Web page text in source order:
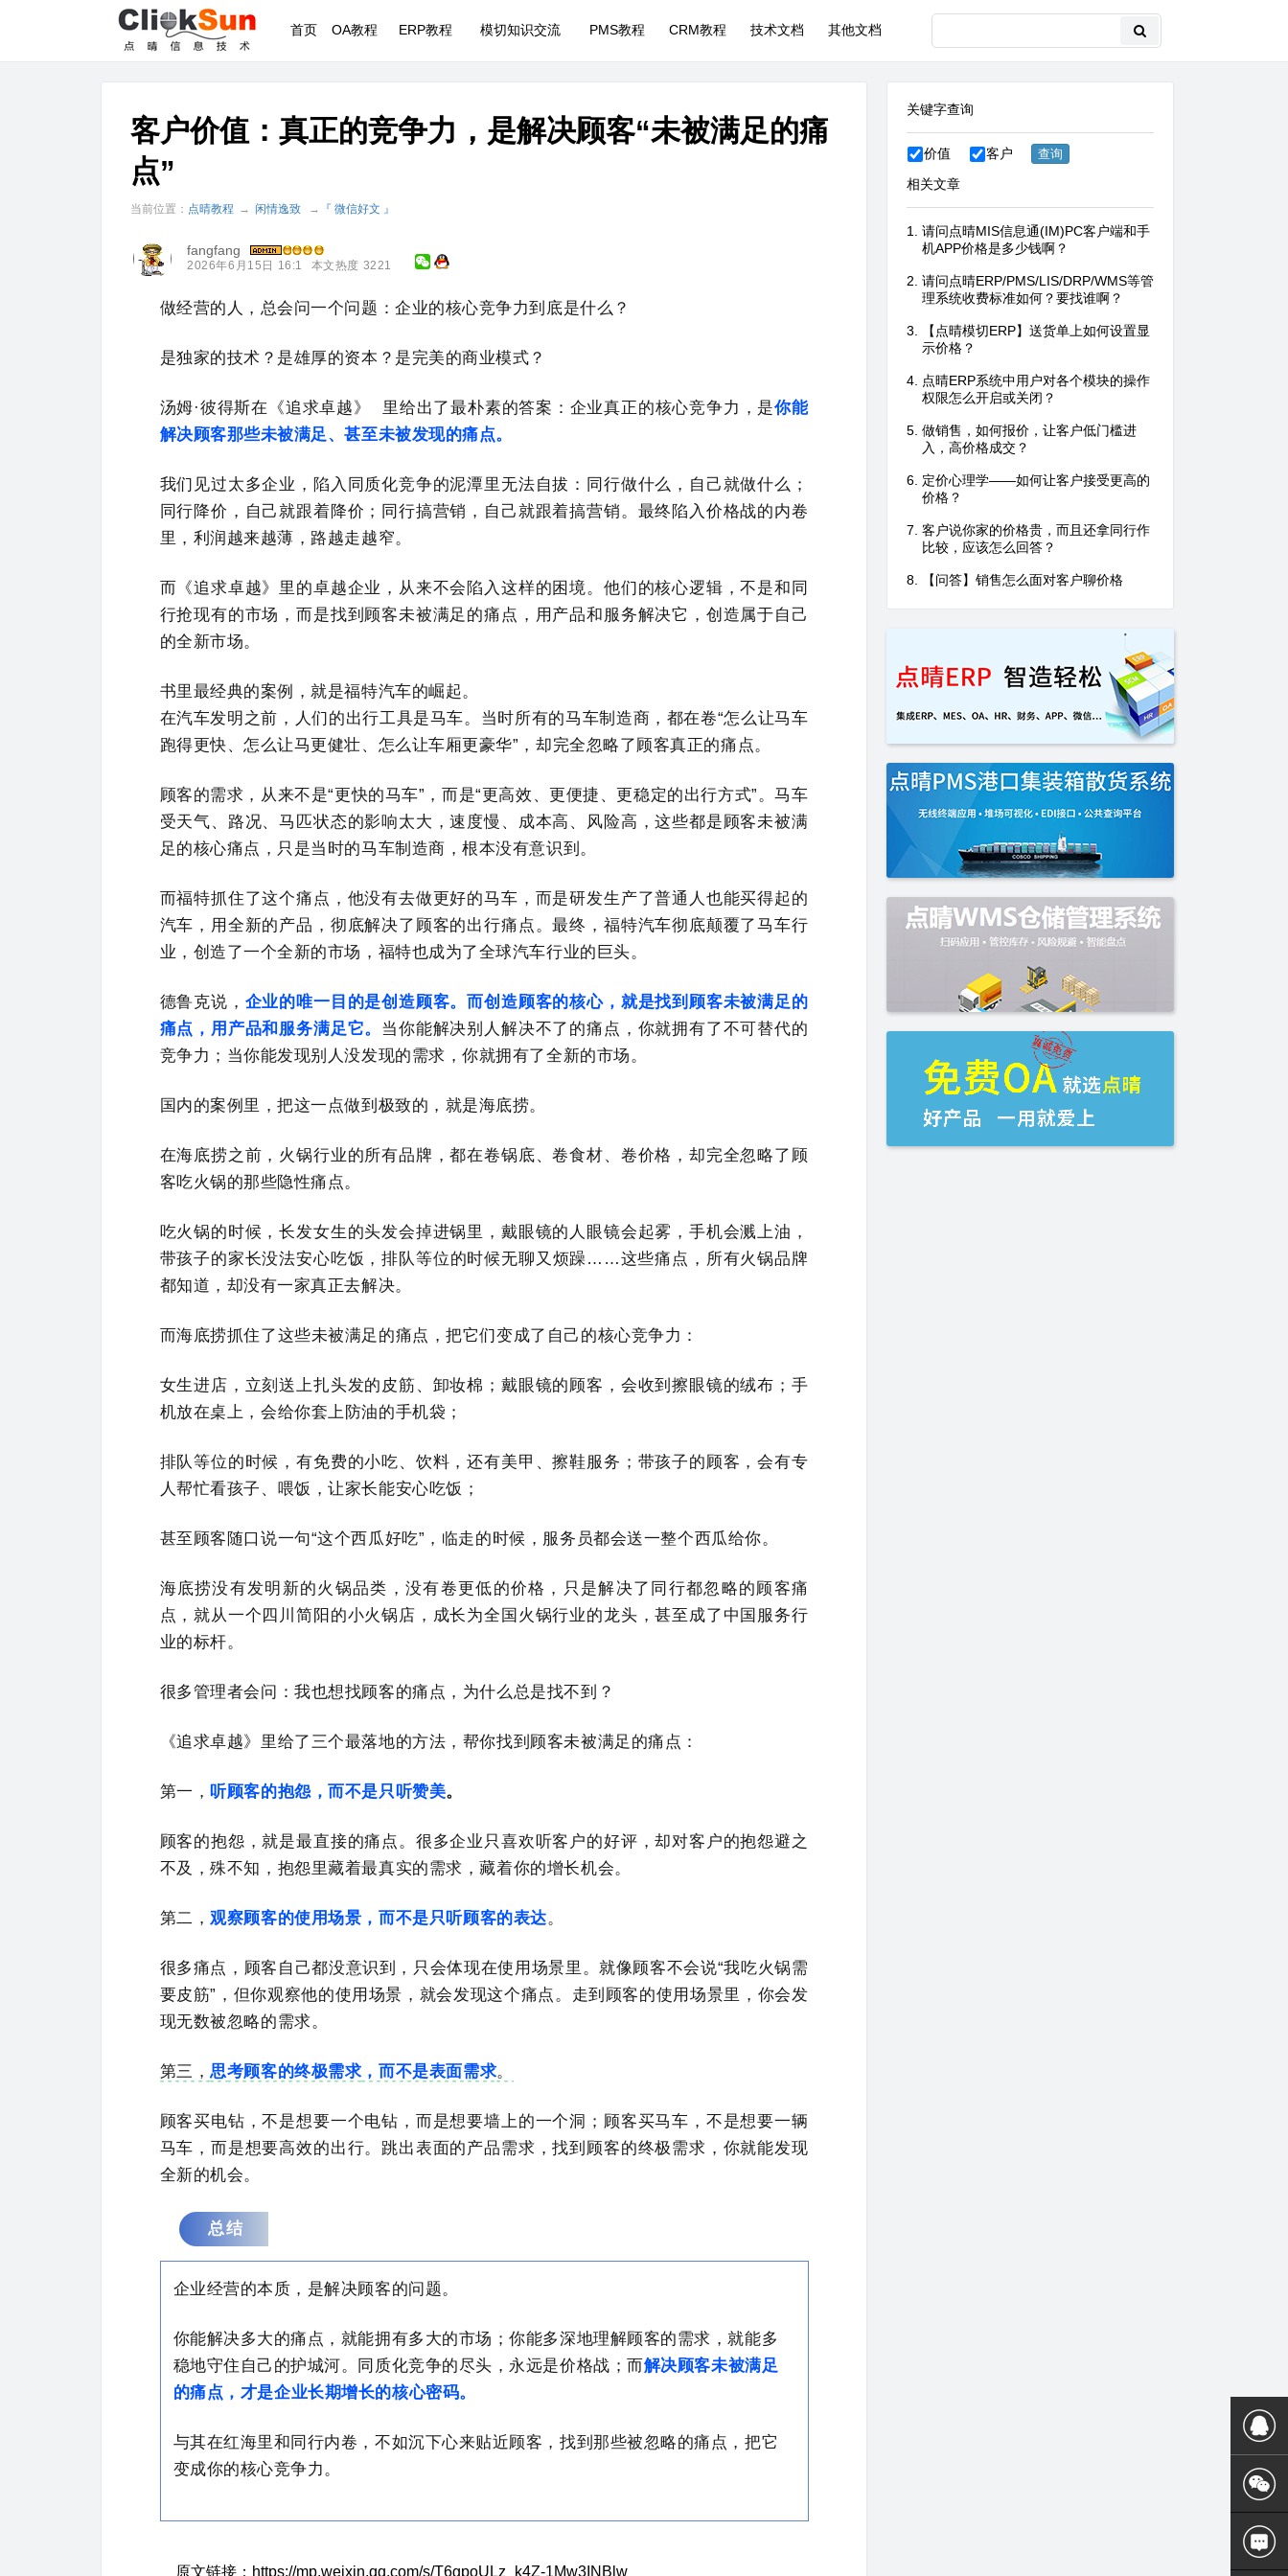
首页 OA教程 ERP教程 模切知识交流 PMS教程 CRM教程 技术文档 其他文档
客户价值：真正的竞争力，是解决顾客“未被满足的痛
点”
当前位置： 点晴教程 → 闲情逸致 → 『 微信好文 』
fangfang
2026年6月15日 16:1 本文热度 3221
做经营的人，总会问一个问题：企业的核心竞争力到底是什么？
是独家的技术？是雄厚的资本？是完美的商业模式？
汤姆·彼得斯在 《追求卓越》 里给出了最朴素的答案：企业真正的核心竞争力，是你能
解决顾客那些未被满足、甚至未被发现的痛点。
我们见过太多企业，陷入同质化竞争的泥潭里无法自拔：同行做什么，自己就做什么；
同行降价，自己就跟着降价；同行搞营销，自己就跟着搞营销。最终陷入价格战的内卷
里，利润越来越薄，路越走越窄。
而《追求卓越》里的卓越企业，从来不会陷入这样的困境。他们的核心逻辑，不是和同
行抢现有的市场，而是找到顾客未被满足的痛点，用产品和服务解决它，创造属于自己
的全新市场。
书里最经典的案例，就是福特汽车的崛起。
在汽车发明之前，人们的出行工具是马车。当时所有的马车制造商，都在卷“怎么让马车
跑得更快、怎么让马更健壮、怎么让车厢更豪华”，却完全忽略了顾客真正的痛点。
顾客的需求，从来不是“更快的马车”，而是“更高效、更便捷、更稳定的出行方式”。马车
受天气、路况、马匹状态的影响太大，速度慢、成本高、风险高，这些都是顾客未被满
足的核心痛点，只是当时的马车制造商，根本没有意识到。
而福特抓住了这个痛点，他没有去做更好的马车，而是研发生产了普通人也能买得起的
汽车，用全新的产品，彻底解决了顾客的出行痛点。最终，福特汽车彻底颠覆了马车行
业，创造了一个全新的市场，福特也成为了全球汽车行业的巨头。
德鲁克说， 企业的唯一目的是创造顾客。而创造顾客的核心，就是找到顾客未被满足的
痛点，用产品和服务满足它。 当你能解决别人解决不了的痛点，你就拥有了不可替代的
竞争力；当你能发现别人没发现的需求，你就拥有了全新的市场。
国内的案例里，把这一点做到极致的，就是海底捞。
在海底捞之前，火锅行业的所有品牌，都在卷锅底、卷食材、卷价格，却完全忽略了顾
客吃火锅的那些隐性痛点。
吃火锅的时候，长发女生的头发会掉进锅里，戴眼镜的人眼镜会起雾，手机会溅上油，
带孩子的家长没法安心吃饭，排队等位的时候无聊又烦躁……这些痛点，所有火锅品牌
都知道，却没有一家真正去解决。
而海底捞抓住了这些未被满足的痛点，把它们变成了自己的核心竞争力：
女生进店，立刻送上扎头发的皮筋、卸妆棉；戴眼镜的顾客，会收到擦眼镜的绒布；手
机放在桌上，会给你套上防油的手机袋；
排队等位的时候，有免费的小吃、饮料，还有美甲、擦鞋服务；带孩子的顾客，会有专
人帮忙看孩子、喂饭，让家长能安心吃饭；
甚至顾客随口说一句“这个西瓜好吃”，临走的时候，服务员都会送一整个西瓜给你。
海底捞没有发明新的火锅品类，没有卷更低的价格，只是解决了同行都忽略的顾客痛
点，就从一个四川简阳的小火锅店，成长为全国火锅行业的龙头，甚至成了中国服务行
业的标杆。
很多管理者会问：我也想找顾客的痛点，为什么总是找不到？
《追求卓越》里给了三个最落地的方法，帮你找到顾客未被满足的痛点：
第一，听顾客的抱怨，而不是只听赞美。
顾客的抱怨，就是最直接的痛点。很多企业只喜欢听客户的好评，却对客户的抱怨避之
不及，殊不知，抱怨里藏着最真实的需求，藏着你的增长机会。
第二，观察顾客的使用场景 ，而不是只听顾客的表达。
很多痛点，顾客自己都没意识到，只会体现在使用场景里。就像顾客不会说“我吃火锅需
要皮筋”，但你观察他的使用场景，就会发现这个痛点。走到顾客的使用场景里，你会发
现无数被忽略的需求。
第三，思考顾客的终极需求，而不是表面需求。
顾客买电钻，不是想要一个电钻，而是想要墙上的一个洞；顾客买马车，不是想要一辆
马车，而是想要高效的出行。跳出表面的产品需求，找到顾客的终极需求，你就能发现
全新的机会。
总结
企业经营的本质，是解决顾客的问题。
你能解决多大的痛点，就能拥有多大的市场；你能多深地理解顾客的需求，就能多
稳地守住自己的护城河。同质化竞争的尽头，永远是价格战；而解决顾客未被满足
的痛点，才是企业长期增长的核心密码。
与其在红海里和同行内卷，不如沉下心来贴近顾客，找到那些被忽略的痛点，把它
变成你的核心竞争力。
原文链接：https://mp.weixin.qq.com/s/T6gpoULz_k4Z-1Mw3INBlw
关键字查询
价值 客户
相关文章
请问点晴MIS信息通(IM)PC客户端和手
机APP价格是多少钱啊？
请问点晴ERP/PMS/LIS/DRP/WMS等管
理系统收费标准如何？要找谁啊？
【点晴模切ERP】送货单上如何设置显
示价格？
点晴ERP系统中用户对各个模块的操作
权限怎么开启或关闭？
做销售，如何报价，让客户低门槛进
入，高价格成交？
定价心理学——如何让客户接受更高的
价格？
‌客户说你家的价格贵，而且还拿同行作
比较，应该怎么回答？
【问答】销售怎么面对客户聊价格